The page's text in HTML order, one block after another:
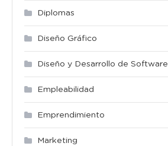
Diplomas
Diseño Gráfico
Diseño y Desarrollo de Software
Empleabilidad
Emprendimiento
Marketing